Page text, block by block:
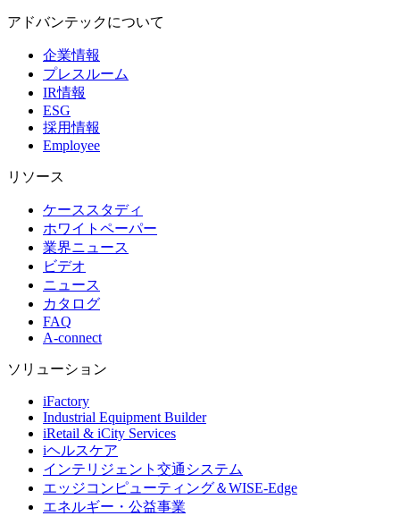
アドバンテックについて
企業情報
プレスルーム
IR情報
ESG
採用情報
Employee
リソース
ケーススタディ
ホワイトペーパー
業界ニュース
ビデオ
ニュース
カタログ
FAQ
A-connect
ソリューション
iFactory
Industrial Equipment Builder
iRetail & iCity Services
iヘルスケア
インテリジェント交通システム
エッジコンピューティング＆WISE-Edge
エネルギー・公益事業